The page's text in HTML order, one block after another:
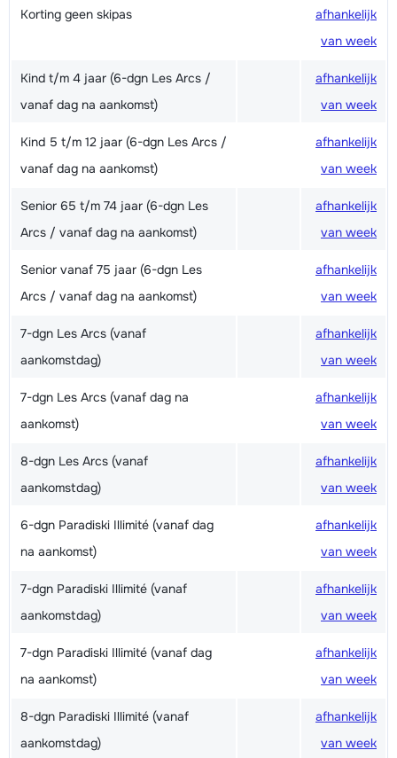
Korting geen skipas
afhankelijk
van week
Kind t/m 4 jaar (6-dgn Les Arcs /
vanaf dag na aankomst)
afhankelijk
van week
Kind 5 t/m 12 jaar (6-dgn Les Arcs /
vanaf dag na aankomst)
afhankelijk
van week
Senior 65 t/m 74 jaar (6-dgn Les
Arcs / vanaf dag na aankomst)
afhankelijk
van week
Senior vanaf 75 jaar (6-dgn Les
Arcs / vanaf dag na aankomst)
afhankelijk
van week
7-dgn Les Arcs (vanaf
aankomstdag)
afhankelijk
van week
7-dgn Les Arcs (vanaf dag na
aankomst)
afhankelijk
van week
8-dgn Les Arcs (vanaf
aankomstdag)
afhankelijk
van week
6-dgn Paradiski Illimité (vanaf dag
na aankomst)
afhankelijk
van week
7-dgn Paradiski Illimité (vanaf
aankomstdag)
afhankelijk
van week
7-dgn Paradiski Illimité (vanaf dag
na aankomst)
afhankelijk
van week
8-dgn Paradiski Illimité (vanaf
aankomstdag)
afhankelijk
van week